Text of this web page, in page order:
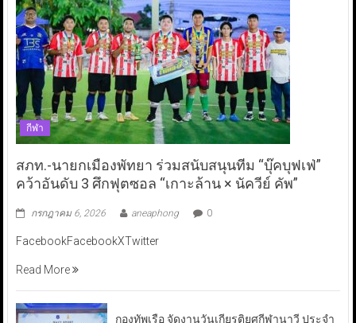
กีฬา
สภท.-นายกเมืองพัทยา ร่วมสนับสนุนทีม “บุ๊คบุฟเฟ่”
คว้าอันดับ 3 ศึกฟุตซอล “เกาะล้าน × นัควีย์ คัพ”
กรกฎาคม 6, 2026 aneaphong 0
FacebookFacebookXTwitter
Read More
กองทัพเรือ จัดงานวันเกียรติยศกีฬานาวี ประจำ